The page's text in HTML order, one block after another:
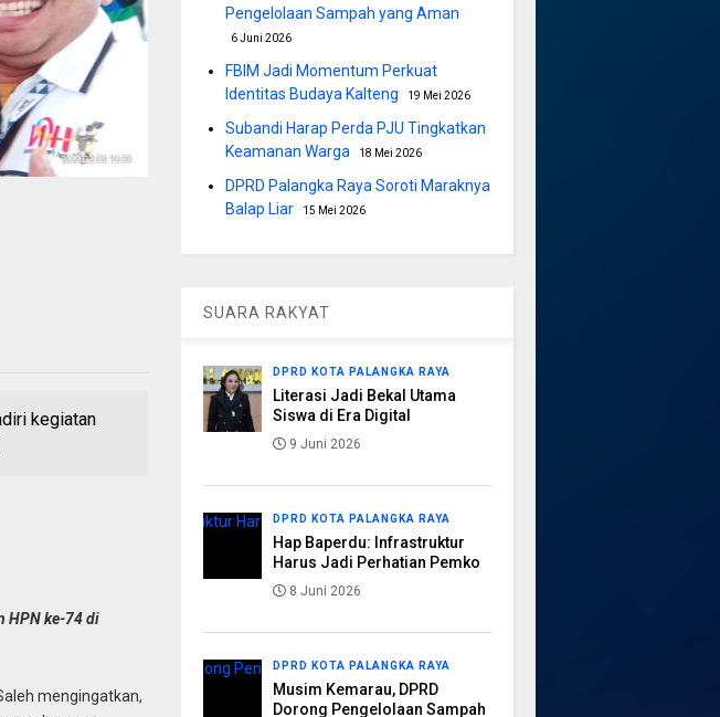
kegiatan
HPN ke-74 di
mengingatkan,
Pengelolaan Sampah yang Aman
6 Juni 2026
FBIM Jadi Momentum Perkuat
Identitas Budaya Kalteng
19 Mei 2026
Subandi Harap Perda PJU Tingkatkan
Keamanan Warga
18 Mei 2026
DPRD Palangka Raya Soroti Maraknya
Balap Liar
15 Mei 2026
SUARA RAKYAT
DPRD KOTA PALANGKA RAYA
Literasi Jadi Bekal Utama
Siswa di Era Digital
9 Juni 2026
DPRD KOTA PALANGKA RAYA
Hap Baperdu: Infrastruktur
Harus Jadi Perhatian Pemko
8 Juni 2026
DPRD KOTA PALANGKA RAYA
Musim Kemarau, DPRD
Dorong Pengelolaan Sampah